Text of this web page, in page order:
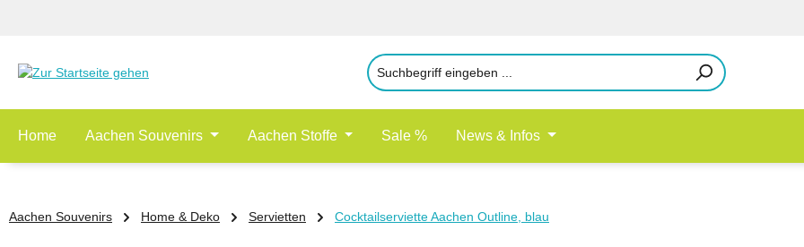
Home Aachen Souvenirs Aachen Stoffe Sale % News & Infos
Aachen Souvenirs Home & Deko Servietten Cocktailserviette Aachen Outline, blau